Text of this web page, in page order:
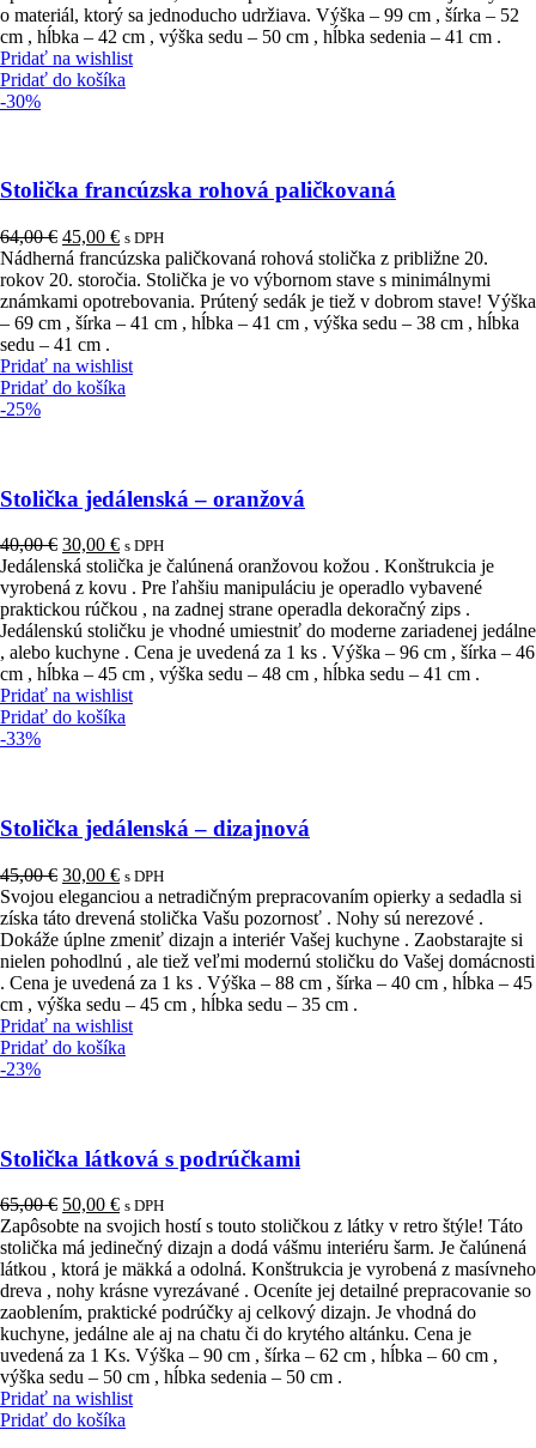
o materiál, ktorý sa jednoducho udržiava. Výška – 99 cm , šírka – 52
cm , hĺbka – 42 cm , výška sedu – 50 cm , hĺbka sedenia – 41 cm .
Pridať na wishlist
Pridať do košíka
-30%
Stolička francúzska rohová paličkovaná
64,00€ Pôvodná
cena
bola:
64,00 €.
45,00 €Aktuálna
cena
je:
45,00 €.
s DPH
Nádherná francúzska paličkovaná rohová stolička z približne 20.
rokov 20. storočia. Stolička je vo výbornom stave s minimálnymi
známkami opotrebovania. Prútený sedák je tiež v dobrom stave! Výška
– 69 cm , šírka – 41 cm , hĺbka – 41 cm , výška sedu – 38 cm , hĺbka
sedu – 41 cm .
Pridať na wishlist
Pridať do košíka
-25%
Stolička jedálenská – oranžová
40,00€ Pôvodná
cena
bola:
40,00 €.
30,00 €Aktuálna
cena
je:
30,00 €.
s DPH
Jedálenská stolička je čalúnená oranžovou kožou . Konštrukcia je
vyrobená z kovu . Pre ľahšiu manipuláciu je operadlo vybavené
praktickou rúčkou , na zadnej strane operadla dekoračný zips .
Jedálenskú stoličku je vhodné umiestniť do moderne zariadenej jedálne
, alebo kuchyne . Cena je uvedená za 1 ks . Výška – 96 cm , šírka – 46
cm , hĺbka – 45 cm , výška sedu – 48 cm , hĺbka sedu – 41 cm .
Pridať na wishlist
Pridať do košíka
-33%
Stolička jedálenská – dizajnová
45,00€ Pôvodná
cena
bola:
45,00 €.
30,00 €Aktuálna
cena
je:
30,00 €.
s DPH
Svojou eleganciou a netradičným prepracovaním opierky a sedadla si
získa táto drevená stolička Vašu pozornosť . Nohy sú nerezové .
Dokáže úplne zmeniť dizajn a interiér Vašej kuchyne . Zaobstarajte si
nielen pohodlnú , ale tiež veľmi modernú stoličku do Vašej domácnosti
. Cena je uvedená za 1 ks . Výška – 88 cm , šírka – 40 cm , hĺbka – 45
cm , výška sedu – 45 cm , hĺbka sedu – 35 cm .
Pridať na wishlist
Pridať do košíka
-23%
Stolička látková s podrúčkami
65,00€ Pôvodná
cena
bola:
65,00 €.
50,00 €Aktuálna
cena
je:
50,00 €.
s DPH
Zapôsobte na svojich hostí s touto stoličkou z látky v retro štýle! Táto
stolička má jedinečný dizajn a dodá vášmu interiéru šarm. Je čalúnená
látkou , ktorá je mäkká a odolná. Konštrukcia je vyrobená z masívneho
dreva , nohy krásne vyrezávané . Oceníte jej detailné prepracovanie so
zaoblením, praktické podrúčky aj celkový dizajn. Je vhodná do
kuchyne, jedálne ale aj na chatu či do krytého altánku. Cena je
uvedená za 1 Ks. Výška – 90 cm , šírka – 62 cm , hĺbka – 60 cm ,
výška sedu – 50 cm , hĺbka sedenia – 50 cm .
Pridať na wishlist
Pridať do košíka